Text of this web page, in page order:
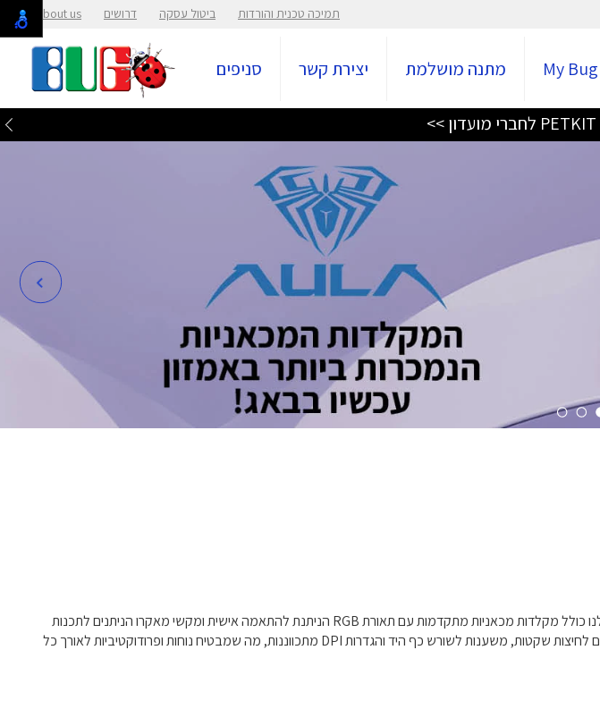
תמיכה טכנית והורדות ביטול עסקה דרושים About us
מתנה מושלמת יצירת קשר סניפים
גלו את המגוון האולטימטיבי של מקלדות ועכברים למשחקים ועבודה, שפרו את הביצועים והנוחות שלכם. האוסף שלנו כולל מקלדות מכאניות מתקדמות עם תאורת RGB הניתנת להתאמה אישית ומקשי מאקרו הניתנים לתכנות
המושלמים עבור גיימרים המחפשים דיוק ומהירות. עבור אנשי מקצוע, המקלדות והעכברים הארגונומיים שלנו מציעים לחיצות שקטות, משענות לשורש כף היד והגדרות DPI מתכווננות, מה שמבטיח נוחות ופרודוקטיביות לאורך כל